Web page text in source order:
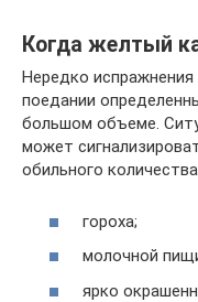
Когда желтый
Нередко
поедании
большом объеме.
может
обильного
гороха;
молочной
ярко